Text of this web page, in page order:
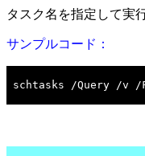
タスク名を指定して実
サンプルコード：